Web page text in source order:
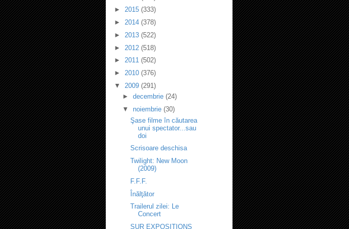
► 2015 (333)
► 2014 (378)
► 2013 (522)
► 2012 (518)
► 2011 (502)
► 2010 (376)
▼ 2009 (291)
► decembrie (24)
▼ noiembrie (30)
Şase filme în căutarea
unui spectator...sau
doi
Scrisoare deschisa
Twilight: New Moon
(2009)
F.F.F.
Înălţător
Trailerul zilei: Le
Concert
SUR EXPOSITIONS